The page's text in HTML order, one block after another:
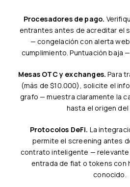
Procesadores de pago.
entrantes antes de acreditar el
— congelación con alerta
cumplimiento. Puntuación baja
Mesas OTC y exchanges. Para
(más de $10.000), solicite el
grafo — muestra claramente la
hasta el origen del
Protocolos DeFi. La
permite el screening antes
contrato inteligente —
entrada de fiat o tokens con
conocido.